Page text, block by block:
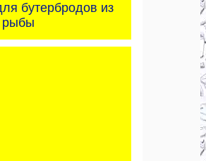
бутербродов из
рыбы